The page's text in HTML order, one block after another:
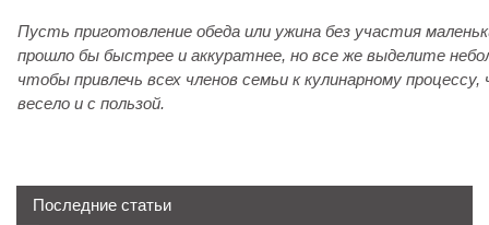
Пусть приготовление обеда или ужина без участия
прошло бы быстрее и аккуратнее, но все же выделите
чтобы привлечь всех членов семьи к кулинарному
весело и с пользой.
Последние статьи